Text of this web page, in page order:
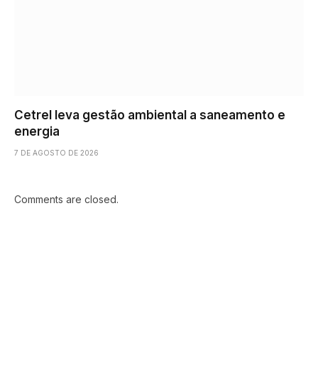
Cetrel leva gestão ambiental a saneamento e
energia
7 DE AGOSTO DE 2026
Comments are closed.